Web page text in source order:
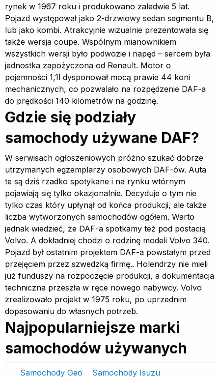
rynek w 1967 roku i produkowano zaledwie 5 lat.
Pojazd występował jako 2-drzwiowy sedan segmentu B,
lub jako kombi. Atrakcyjnie wizualnie prezentowała się
także wersja coupe. Wspólnym mianownikiem
wszystkich wersji było podwozie i napęd – sercem była
jednostka zapożyczona od Renault. Motor o
pojemności 1,1l dysponował mocą prawie 44 koni
mechanicznych, co pozwalało na rozpędzenie DAF-a
do prędkości 140 kilometrów na godzinę.
Gdzie się podziały
samochody używane DAF?
W serwisach ogłoszeniowych próżno szukać dobrze
utrzymanych egzemplarzy osobowych DAF-ów. Auta
te są dziś rzadko spotykane i na rynku wtórnym
pojawiają się tylko okazjonalnie. Decyduje o tym nie
tylko czas który upłynął od końca produkcji, ale także
liczba wytworzonych samochodów ogółem. Warto
jednak wiedzieć, że DAF-a spotkamy też pod postacią
Volvo. A dokładniej chodzi o rodzinę modeli Volvo 340.
Pojazd był ostatnim projektem DAF-a powstałym przed
przejęciem przez szwedzką firmę.. Holendrzy nie mieli
już funduszy na rozpoczęcie produkcji, a dokumentacja
techniczna przeszła w ręce nowego nabywcy. Volvo
zrealizowało projekt w 1975 roku, po uprzednim
dopasowaniu do własnych potrzeb.
Najpopularniejsze marki
samochodów używanych
Samochody Geo Samochody Isuzu